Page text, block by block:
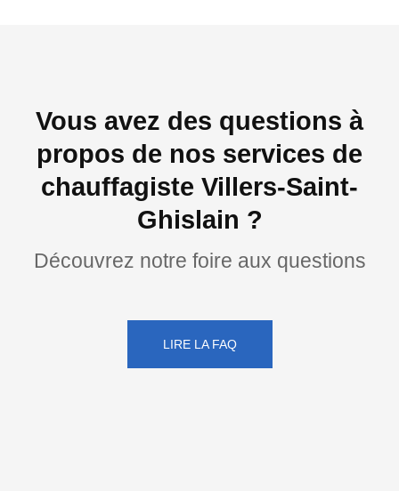
Vous avez des questions à
propos de nos services de
chauffagiste Villers-Saint-
Ghislain ?
Découvrez notre foire aux questions
LIRE LA FAQ